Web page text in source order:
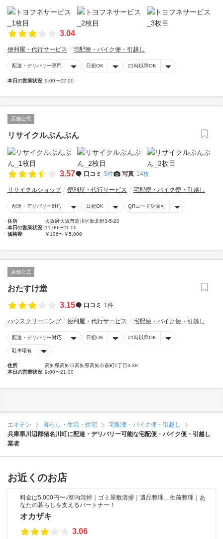
3.04
便利屋・代行サービス 宅配便・バイク便・引越し
配達・デリバリー専門 日祝OK 21時以降OK
本日の営業状況 9:00〜22:00
店舗公式
リサイクルぶんぶん
3.57 口コミ 5件 写真 14枚
リサイクルショップ 便利屋・代行サービス 宅配便・バイク便・引越し
配達・デリバリー対応 日祝OK QRコード決済可
住所
大阪府大阪市淀川区新北野3-5-20
本日の営業状況 11:00〜21:00
価格帯
￥106〜￥5,000
店舗公式
おたすけ堂
3.15
口コミ 1件
ハウスクリーニング 便利屋・代行サービス 宅配便・バイク便・引越し
配達・デリバリー対応 日祝OK 21時以降OK
駐車場有
住所
高知県高知市高知県高知市萩町1丁目3-38
本日の営業状況 9:00〜21:00
エキテン 暮らし・生活・住宅
宅配便・バイク便・引越し
兵庫県川辺郡猪名川町に配達・デリバリー可能な宅配便・バイク便・引越し
業者
お近くのお店
料金は5,000円〜♪室内清掃｜ゴミ屋敷清掃｜遺品整理、生前整理｜あ
なたの暮らしを支えるパートナー！
オカザキ
3.06